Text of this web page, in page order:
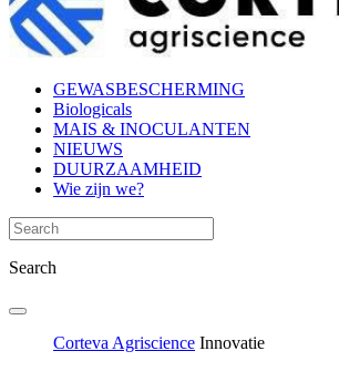
GEWASBESCHERMING
Biologicals
MAIS & INOCULANTEN
NIEUWS
DUURZAAMHEID
Wie zijn we?
Search
Corteva Agriscience Innovatie